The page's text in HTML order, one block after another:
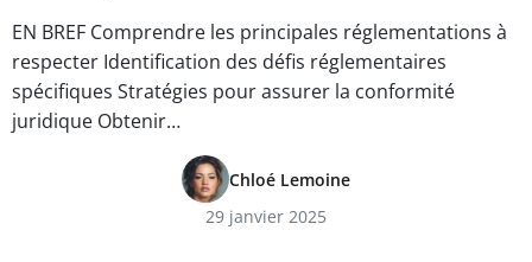
EN BREF Comprendre les principales réglementations à
respecter Identification des défis réglementaires
spécifiques Stratégies pour assurer la conformité
juridique Obtenir…
Chloé Lemoine
29 janvier 2025